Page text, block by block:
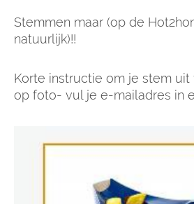
Stemmen maar (op de
natuurlijk)!!
Korte instructie om je stem uit
op foto- vul je e-mailadres in